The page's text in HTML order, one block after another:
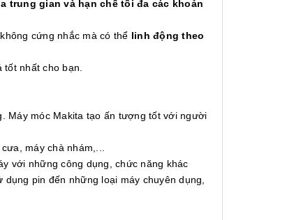
trung gian và hạn chế tối đa các khoản
cứng nhắc mà có thể linh động theo
nhất cho bạn.
Máy móc Makita tạo ấn tượng tốt với người
máy chà nhám,...
với những công dụng, chức năng khác
pin đến những loại máy chuyên dụng,